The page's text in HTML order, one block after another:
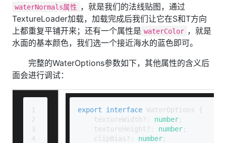
waterNormals属性 ，就是我们的法线贴图，通过
TextureLoader加载，加载完成后我们让它在S和T方向
上都重复平铺开来；还有一个属性是 waterColor ，就是
水面的基本颜色，我们选一个接近海水的蓝色即可。
完整的WaterOptions参数如下，其他属性的含义后
面会进行调试：
1
2
3
4
export interface WaterOptions {
    textureWidth?:
number ;
    textureHeight?:
number ;
    clipBias?:
number ;